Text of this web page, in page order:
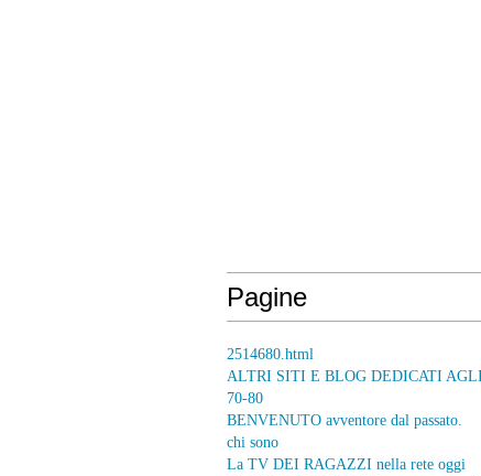
Pagine
2514680.html
ALTRI SITI E BLOG DEDICATI
70-80
BENVENUTO avventore dal passato.
chi sono
La TV DEI RAGAZZI nella rete oggi